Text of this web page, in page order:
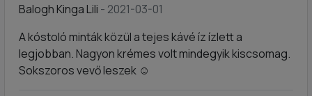
Balogh Kinga Lili - 2021-03-01
A kóstoló minták közül a tejes kávé íz ízlett a
legjobban. Nagyon krémes volt mindegyik kiscsomag.
Sokszoros vevő leszek ☺️